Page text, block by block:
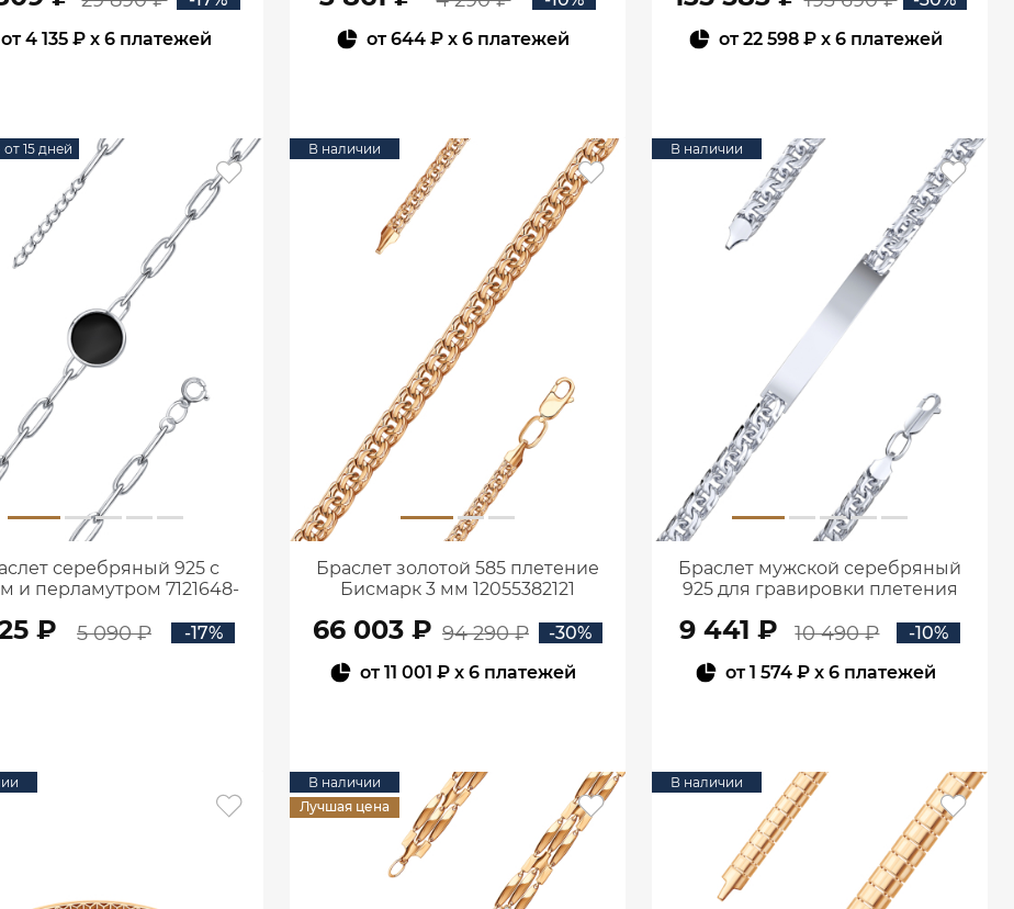
от4 135 ₽x 6 платежей
от644 ₽ x 6 платежей
от22 598 ₽x 6 платежей
15 дней
серебряный 925 с
и перламутром 7121648-
₽ 5 090 ₽ -17%
В наличии
Браслет золотой 585 плетение
Бисмарк 3 мм 12055382121
66 003 ₽ 94 290 ₽
-30%
от11 001 ₽ x 6 платежей
В наличии
Браслет мужской серебряный
925 для гравировки плетения
9 441 ₽ 10 490 ₽
-10%
от1 574 ₽x 6 платежей
В наличии
Лучшая цена
В наличии